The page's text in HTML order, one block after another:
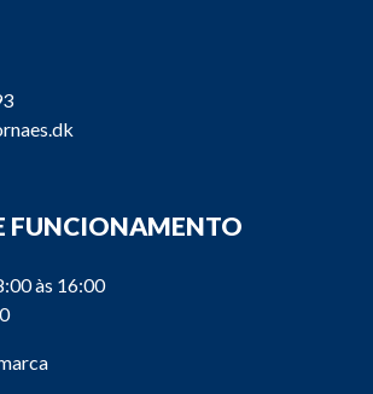
FUNCIONAMENTO
às 16:00